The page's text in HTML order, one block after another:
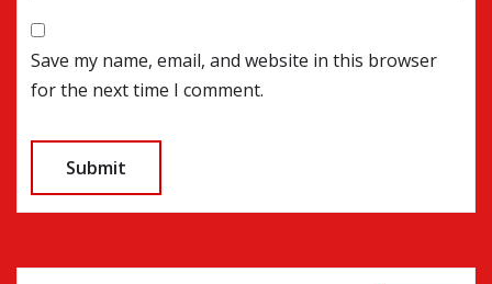
Save my name, email, and website in this browser
for the next time I comment.